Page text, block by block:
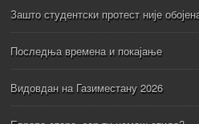
Зашто студентски протест није
Последња времена и покајање
Видовдан на Газиместану 2026